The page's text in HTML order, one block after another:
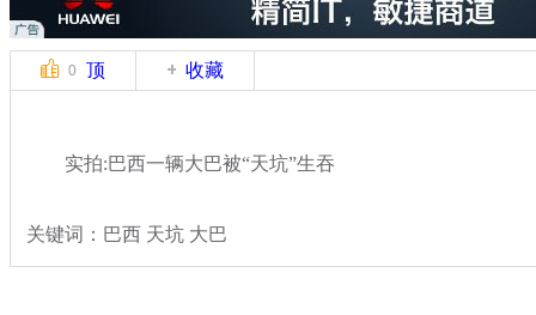
0 顶 收藏
实拍:巴西一辆大巴被“天坑”生吞
关键词：巴西 天坑 大巴